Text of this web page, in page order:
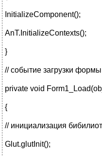
InitializeComponent();
AnT.InitializeContexts();
}
// событие загрузки формы
private void
{
// инициализация
Glut.glutInit();